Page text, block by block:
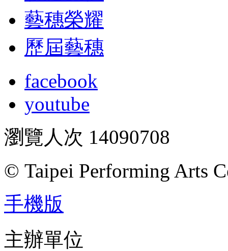
藝穗榮耀
歷屆藝穗
facebook
youtube
瀏覽人次 14090708
© Taipei Performing Arts
手機版
主辦單位